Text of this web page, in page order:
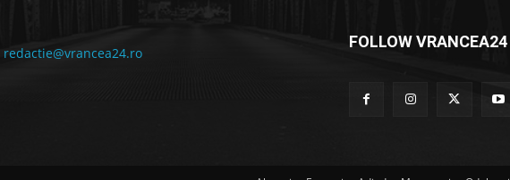
redactie@vrancea24.ro
FOLLOW VRANCEA24